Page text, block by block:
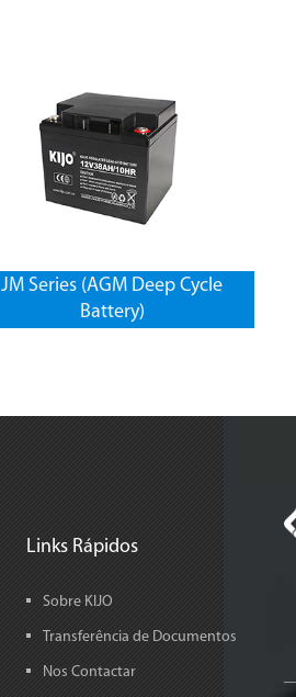
JM Series (AGM Deep Cycle
Battery)
Links Rápidos
Sobre KIJO
Transferência de Documentos
Nos Contactar